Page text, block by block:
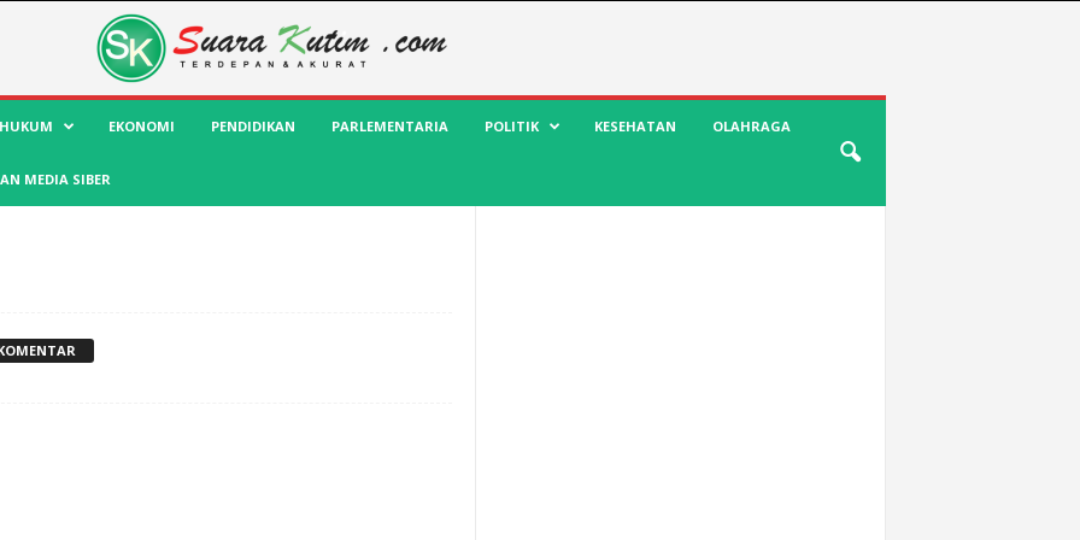
HUKUM EKONOMI PENDIDIKAN PARLEMENTARIA POLITIK KESEHATAN OLAHRAGA
MEDIA SIBER